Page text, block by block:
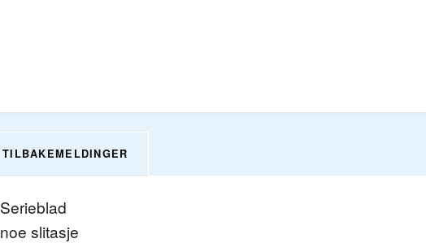
TILBAKEMELDINGER
Serieblad
noe slitasje